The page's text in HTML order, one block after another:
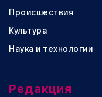
Происшествия
Культура
Наука и технологии
Редакция